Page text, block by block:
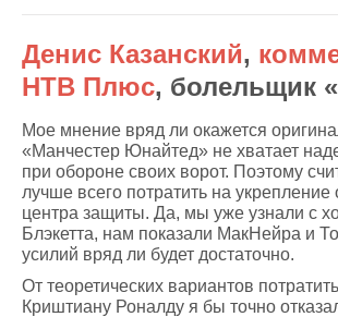
Денис Казанский,
НТВ Плюс, болельщик
Мое мнение вряд ли окажется
«Манчестер Юнайтед» не хватает
при обороне своих ворот. Поэтому
лучше всего потратить на
центра защиты. Да, мы уже узнали с
Блэкетта, нам показали МакНейра и
усилий вряд ли будет достаточно.
От теоретических вариантов
Криштиану Роналду я бы точно